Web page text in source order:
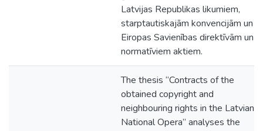
Latvijas Republikas likumiem,
starptautiskajām konvencijām un
Eiropas Savienības direktīvām un
normatīviem aktiem.
The thesis “Contracts of the
obtained copyright and
neighbouring rights in the Latvian
National Opera” analyses the